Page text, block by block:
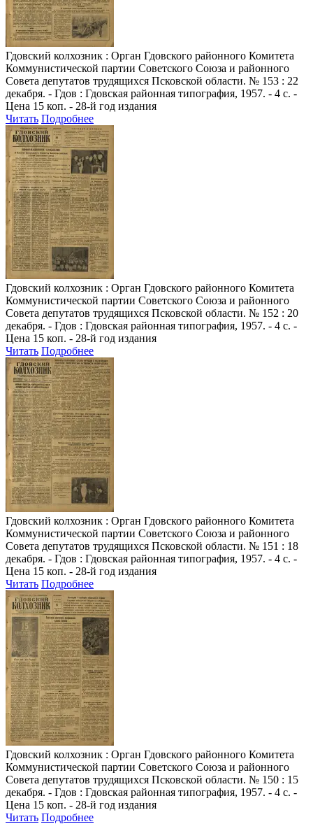
Гдовский колхозник : Орган Гдовского районного Комитета
Коммунистической партии Советского Союза и районного
Совета депутатов трудящихся Псковской области. № 153 : 22
декабря. - Гдов : Гдовская районная типография, 1957. - 4 с. -
Цена 15 коп. - 28-й год издания
Читать Подробнее
Гдовский колхозник : Орган Гдовского районного Комитета
Коммунистической партии Советского Союза и районного
Совета депутатов трудящихся Псковской области. № 152 : 20
декабря. - Гдов : Гдовская районная типография, 1957. - 4 с. -
Цена 15 коп. - 28-й год издания
Читать Подробнее
Гдовский колхозник : Орган Гдовского районного Комитета
Коммунистической партии Советского Союза и районного
Совета депутатов трудящихся Псковской области. № 151 : 18
декабря. - Гдов : Гдовская районная типография, 1957. - 4 с. -
Цена 15 коп. - 28-й год издания
Читать Подробнее
Гдовский колхозник : Орган Гдовского районного Комитета
Коммунистической партии Советского Союза и районного
Совета депутатов трудящихся Псковской области. № 150 : 15
декабря. - Гдов : Гдовская районная типография, 1957. - 4 с. -
Цена 15 коп. - 28-й год издания
Читать Подробнее